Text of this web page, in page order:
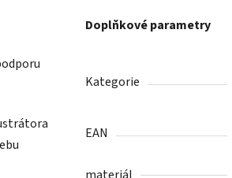
Doplňkové parametry
Kategorie
EAN